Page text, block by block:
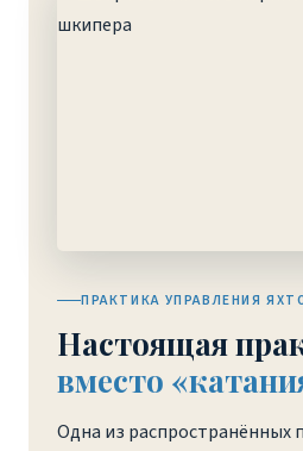
ПРАКТИКА УПРАВЛЕНИЯ
Настоящая
вместо
Одна из распространённых